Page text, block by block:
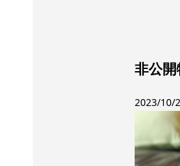
非公開
2023/10/